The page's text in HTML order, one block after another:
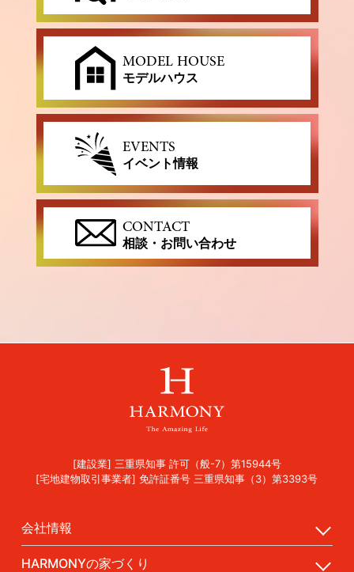
MODEL HOUSE
モデルハウス
EVENTS
イベント情報
CONTACT
相談・お問い合わせ
[建設業] 三重県知事 許可（般-7）第15944号
[宅地建物取引事業者] 免許証番号 三重県知事（3）第3393号
会社情報
HARMONYの家づくり